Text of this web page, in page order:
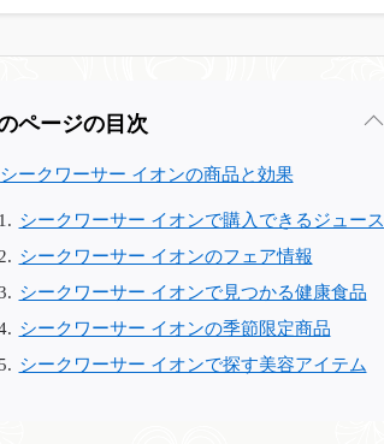
ページの目次
シークワーサー イオンの商品と効果
シークワーサー イオンで購入できるジュース
シークワーサー イオンのフェア情報
シークワーサー イオンで見つかる健康食品
シークワーサー イオンの季節限定商品
シークワーサー イオンで探す美容アイテム